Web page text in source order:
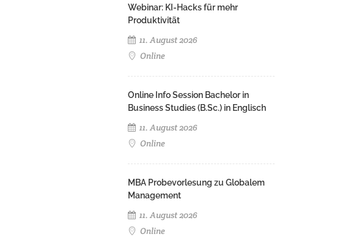
Webinar: KI-Hacks für mehr
Produktivität
11. August 2026
Online
Online Info Session Bachelor in
Business Studies (B.Sc.) in Englisch
11. August 2026
Online
MBA Probevorlesung zu Globalem
Management
11. August 2026
Online